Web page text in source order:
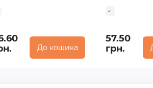
До кошика
57.50
грн.